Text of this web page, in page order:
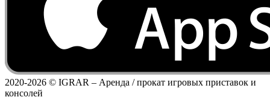
2020-2026 © IGRAR – Аренда / прокат игровых приставок и
консолей